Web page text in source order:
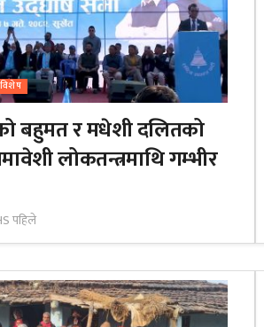
बहुमत र मधेशी दलितको
लोकतन्त्रमाथि गम्भीर
पहिले